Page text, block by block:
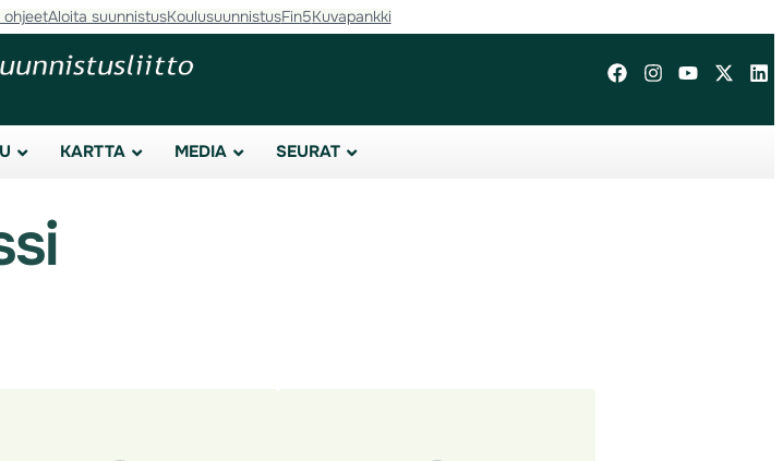
ohjeetAloita suunnistusKoulusuunnistusFin5Kuvapankki
KARTTA MEDIA SEURAT